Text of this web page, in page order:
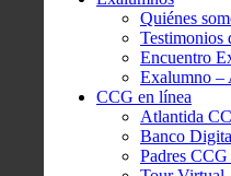
Quiénes
Testimonios
Encuentro
Exalumno –
CCG en línea
Atlantida
Banco
Padres